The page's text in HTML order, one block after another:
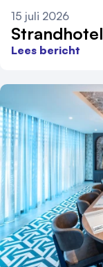
15 juli 2026
Lees bericht